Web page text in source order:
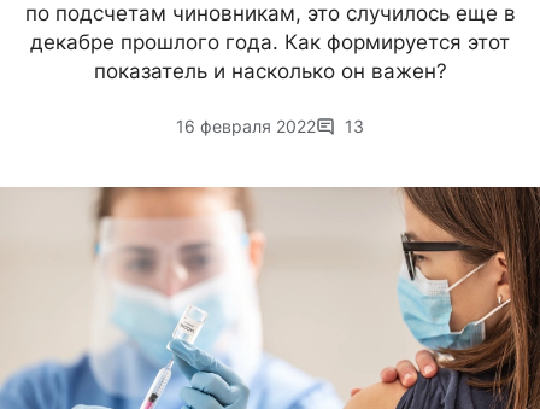
по подсчетам чиновникам, это случилось еще в
декабре прошлого года. Как формируется этот
показатель и насколько он важен?
16 февраля 2022 13